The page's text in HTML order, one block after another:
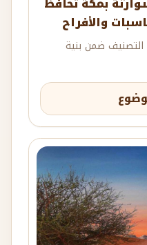
والأفراح
ضمن بنية